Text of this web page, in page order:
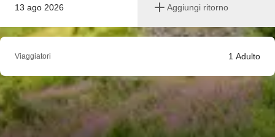
13 ago 2026 Aggiungi ritorno
Viaggiatori 1 Adulto